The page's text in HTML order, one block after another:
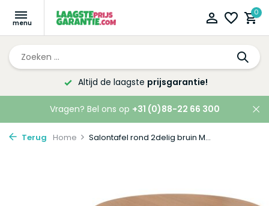
0
Altijd de laagste prijsgarantie!
Vragen? Bel ons op +31 (0)88-22 66 300
Terug Home Salontafel rond 2delig bruin M...